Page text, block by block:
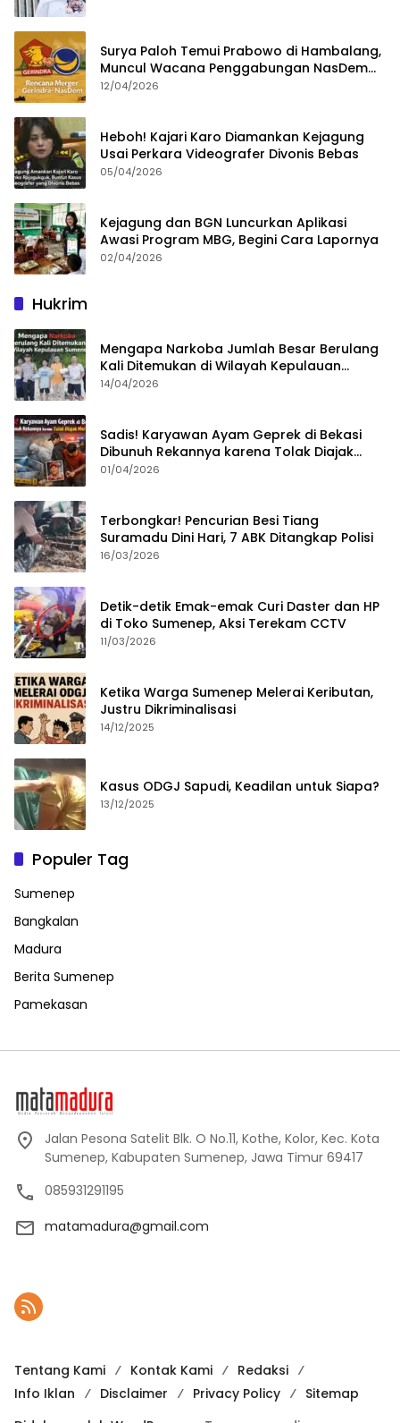
Surya Paloh Temui Prabowo di Hambalang,
Muncul Wacana Penggabungan NasDem
dan Gerindra
12/04/2026
Heboh! Kajari Karo Diamankan Kejagung
Usai Perkara Videografer Divonis Bebas
05/04/2026
Kejagung dan BGN Luncurkan Aplikasi
Awasi Program MBG, Begini Cara Lapornya
02/04/2026
Hukrim
Mengapa Narkoba Jumlah Besar Berulang
Kali Ditemukan di Wilayah Kepulauan
Sumenep?
14/04/2026
Sadis! Karyawan Ayam Geprek di Bekasi
Dibunuh Rekannya karena Tolak Diajak
Merampok Majikan
01/04/2026
Terbongkar! Pencurian Besi Tiang
Suramadu Dini Hari, 7 ABK Ditangkap Polisi
16/03/2026
Detik-detik Emak-emak Curi Daster dan HP
di Toko Sumenep, Aksi Terekam CCTV
11/03/2026
Ketika Warga Sumenep Melerai Keributan,
Justru Dikriminalisasi
14/12/2025
Kasus ODGJ Sapudi, Keadilan untuk Siapa?
13/12/2025
Populer Tag
Sumenep
Bangkalan
Madura
Berita Sumenep
Pamekasan
Jalan Pesona Satelit Blk. O No.11, Kothe, Kolor, Kec. Kota
Sumenep, Kabupaten Sumenep, Jawa Timur 69417
085931291195
matamadura@gmail.com
Tentang Kami Kontak Kami
Redaksi
Info Iklan
Disclaimer Privacy Policy
Sitemap